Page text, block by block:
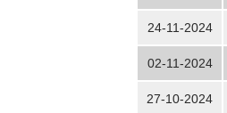
24-11-2024
02-11-2024
27-10-2024